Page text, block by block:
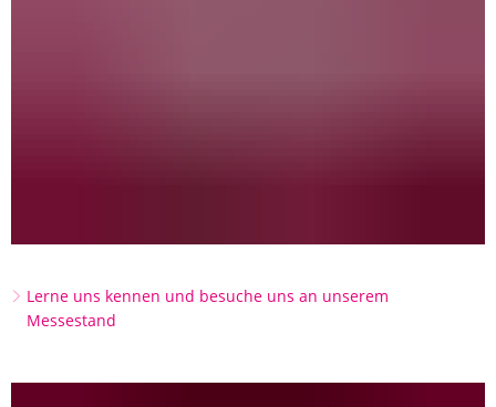
Lerne uns kennen und besuche uns an unserem
Messestand